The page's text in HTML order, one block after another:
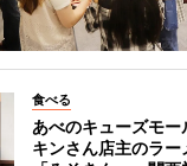
食べる
あべのキューズモー
キンさん店主のラー